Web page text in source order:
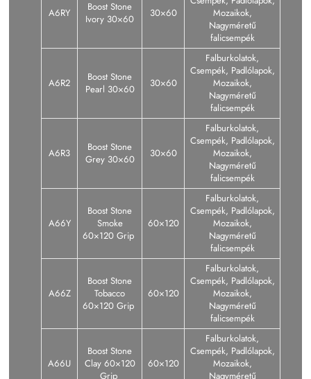
A6RY
Boost Stone
Ivory 30×60
30×60
Mozaikok,
Nagyméretű
falicsempék
A6R2
Boost Stone
Pearl 30×60
30×60
Falburkolatok,
Csempék, Padlólapok,
Mozaikok,
Nagyméretű
falicsempék
A6R3
Boost Stone
Grey 30×60
30×60
Falburkolatok,
Csempék, Padlólapok,
Mozaikok,
Nagyméretű
falicsempék
A66Y
Boost Stone
Smoke
60×120 Grip
60×120
Falburkolatok,
Csempék, Padlólapok,
Mozaikok,
Nagyméretű
falicsempék
A66Z
Boost Stone
Tobacco
60×120 Grip
60×120
Falburkolatok,
Csempék, Padlólapok,
Mozaikok,
Nagyméretű
falicsempék
A66U
Boost Stone
Clay 60×120
Grip
60×120
Falburkolatok,
Csempék, Padlólapok,
Mozaikok,
Nagyméretű